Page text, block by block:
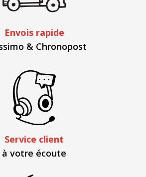
Envois rapide
& Chronopost
Service client
à votre écoute